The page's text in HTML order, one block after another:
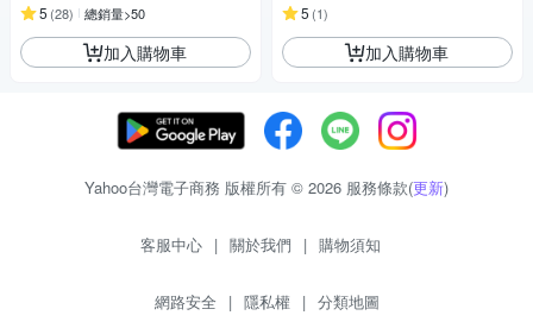
5 (28) 總銷量>50
加入購物車
5 (1)
加入購物車
Yahoo台灣電子商務 版權所有 © 2026 服務條款(更新)
客服中心 | 關於我們 | 購物須知
網路安全 | 隱私權 | 分類地圖